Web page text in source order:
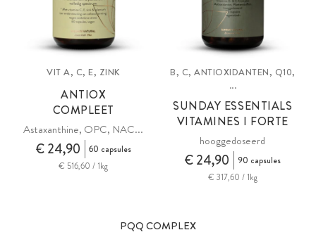
VIT A, C, E, ZINK
ANTIOX
COMPLEET
Astaxanthine, OPC, NAC...
€ 24,90
60 capsules
€ 516,60 / 1kg
B, C, ANTIOXIDANTEN, Q10,
...
SUNDAY ESSENTIALS
VITAMINES I FORTE
hooggedoseerd
€ 24,90
90 capsules
€ 317,60 / 1kg
PQQ COMPLEX